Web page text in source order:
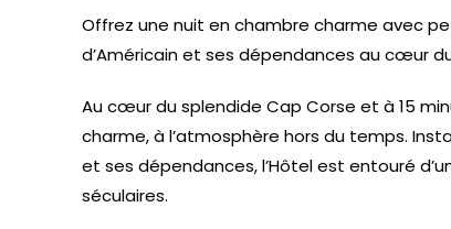
Offrez une nuit en chambre charme avec
d’Américain et ses dépendances au cœur
Au cœur du splendide Cap Corse et à 15
charme, à l’atmosphère hors du temps.
et ses dépendances, l’Hôtel est entouré
séculaires.